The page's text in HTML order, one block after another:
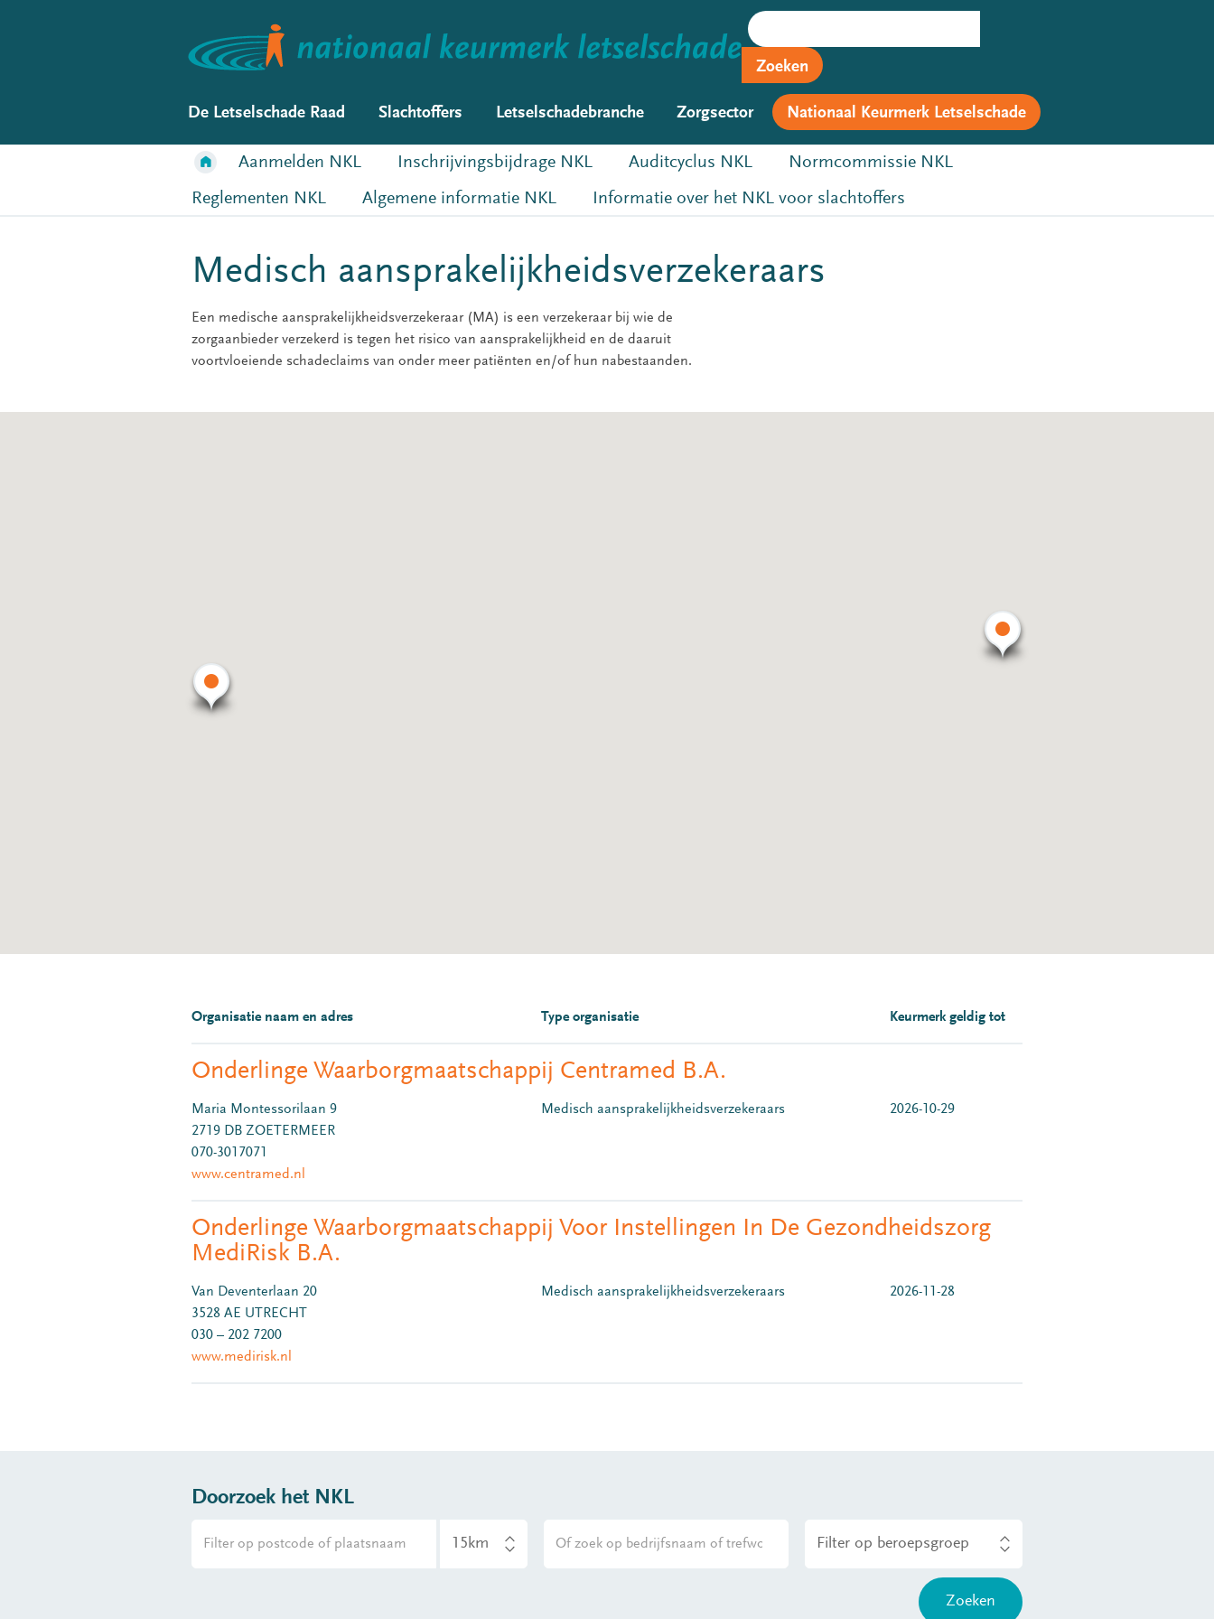
Zoeken
De Letselschade Raad Slachtoffers Letselschadebranche Zorgsector Nationaal Keurmerk Letselschade
Aanmelden NKL Inschrijvingsbijdrage NKL Auditcyclus NKL
Normcommissie NKL
Reglementen NKL
Algemene informatie NKL Informatie over het NKL voor slachtoffers
Medisch aansprakelijkheidsverzekeraars
Een medische aansprakelijkheidsverzekeraar (MA) is een verzekeraar bij wie de
zorgaanbieder verzekerd is tegen het risico van aansprakelijkheid en de daaruit
voortvloeiende schadeclaims van onder meer patiënten en/of hun nabestaanden.
Organisatie naam en adres Type organisatie Keurmerk geldig tot
Onderlinge Waarborgmaatschappij Centramed B.A.
Maria Montessorilaan 9
2719 DB ZOETERMEER
070-3017071
www.centramed.nl
Medisch aansprakelijkheidsverzekeraars 2026-10-29
Onderlinge Waarborgmaatschappij Voor Instellingen In De Gezondheidszorg
MediRisk B.A.
Van Deventerlaan 20
3528 AE UTRECHT
030 – 202 7200
www.medirisk.nl
Medisch aansprakelijkheidsverzekeraars 2026-11-28
Doorzoek het NKL
Zoeken